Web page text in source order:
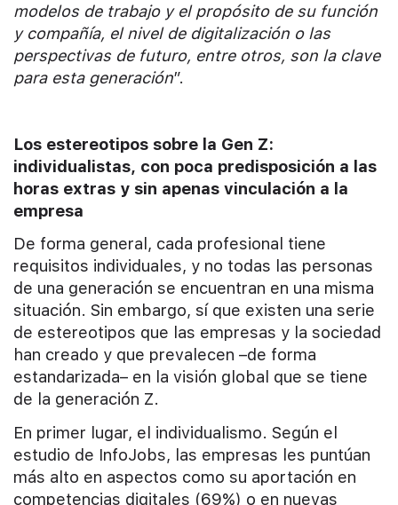
modelos de trabajo y el propósito de su función
y compañía, el nivel de digitalización o las
perspectivas de futuro, entre otros, son la clave
para esta generación”.
Los estereotipos sobre la Gen Z:
individualistas, con poca predisposición a las
horas extras y sin apenas vinculación a la
empresa
De forma general, cada profesional tiene
requisitos individuales, y no todas las personas
de una generación se encuentran en una misma
situación. Sin embargo, sí que existen una serie
de estereotipos que las empresas y la sociedad
han creado y que prevalecen –de forma
estandarizada– en la visión global que se tiene
de la generación Z.
En primer lugar, el individualismo. Según el
estudio de InfoJobs, las empresas les puntúan
más alto en aspectos como su aportación en
competencias digitales (69%) o en nuevas